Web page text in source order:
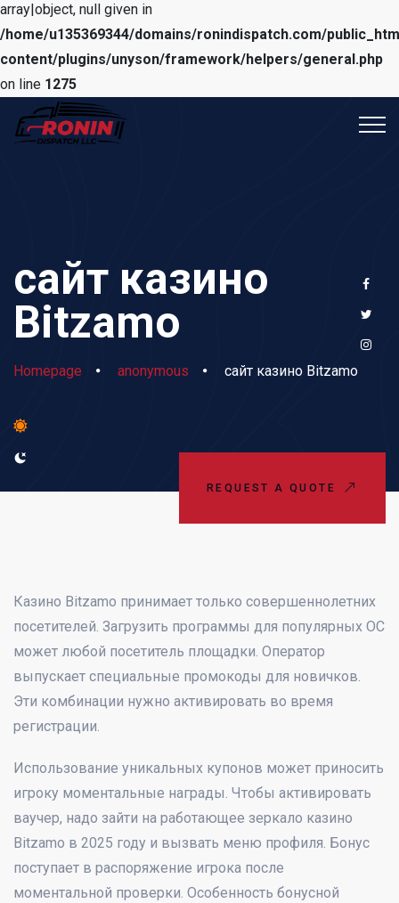
array|object, null given in
/home/u135369344/domains/ronindispatch.com/
content/plugins/unyson/framework/helpers/general.php
on line 1275
сайт казино
Bitzamo
Homepage anonymous сайт казино Bitzamo
REQUEST A QUOTE
Казино Bitzamo принимает только совершеннолетних
посетителей. Загрузить программы для популярных ОС
может любой посетитель площадки. Оператор
выпускает специальные промокоды для новичков.
Эти комбинации нужно активировать во время
регистрации.
Использование уникальных купонов может приносить
игроку моментальные награды. Чтобы активировать
ваучер, надо зайти на работающее зеркало казино
Bitzamo в 2025 году и вызвать меню профиля. Бонус
поступает в распоряжение игрока после
моментальной проверки. Особенность бонусной